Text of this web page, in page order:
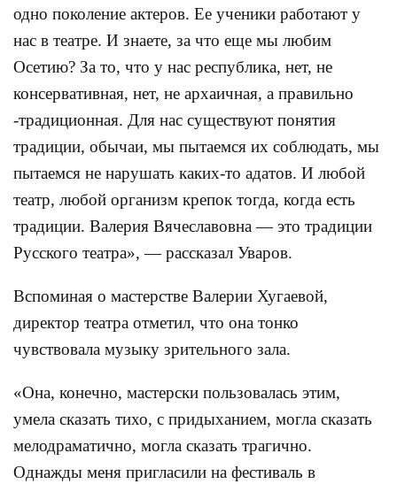
одно поколение актеров. Ее ученики работают у
нас в театре. И знаете, за что еще мы любим
Осетию? За то, что у нас республика, нет, не
консервативная, нет, не архаичная, а правильно
-традиционная. Для нас существуют понятия
традиции, обычаи, мы пытаемся их соблюдать, мы
пытаемся не нарушать каких-то адатов. И любой
театр, любой организм крепок тогда, когда есть
традиции. Валерия Вячеславовна — это традиции
Русского театра», — рассказал Уваров.
Вспоминая о мастерстве Валерии Хугаевой,
директор театра отметил, что она тонко
чувствовала музыку зрительного зала.
«Она, конечно, мастерски пользовалась этим,
умела сказать тихо, с придыханием, могла сказать
мелодраматично, могла сказать трагично.
Однажды меня пригласили на фестиваль в